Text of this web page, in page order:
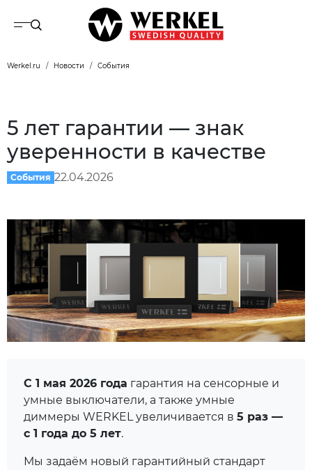
Werkel.ru Новости События
5 лет гарантии — знак
уверенности в качестве
События 22.04.2026
С 1 мая 2026 года гарантия на сенсорные и
умные выключатели, а также умные
диммеры WERKEL увеличивается в 5 раз —
с 1 года до 5 лет.
Мы задаём новый гарантийный стандарт